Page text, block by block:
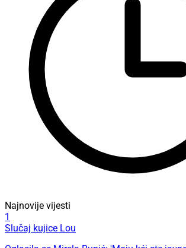
Najnovije vijesti
1
Slučaj kujice Lou